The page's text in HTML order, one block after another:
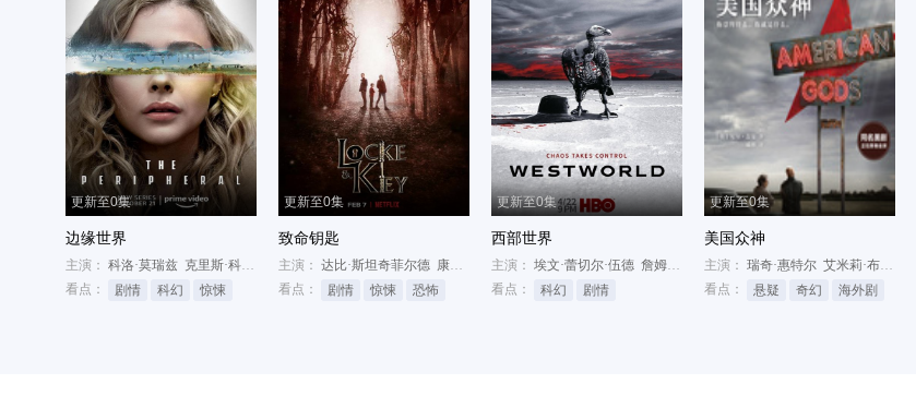
更新至0集
边缘世界
主演： 科洛·莫瑞兹 克里斯·科伊
路易斯·赫特哈姆
看点：
剧情 科幻 惊悚
更新至0集
致命钥匙
主演： 达比·斯坦奇菲尔德 康纳·杰斯普
艾米莉亚·琼斯
看点：
剧情 惊悚 恐怖
更新至0集
西部世界
主演： 埃文·蕾切尔·伍德 詹姆斯·麦斯登
妲露拉·莱莉
看点：
科幻 剧情
更新至0集
美国众神
主演： 瑞奇·惠特尔 艾米莉·布朗宁
看点：
悬疑 奇幻 海外剧